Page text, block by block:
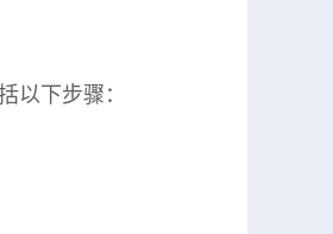
以下步骤：